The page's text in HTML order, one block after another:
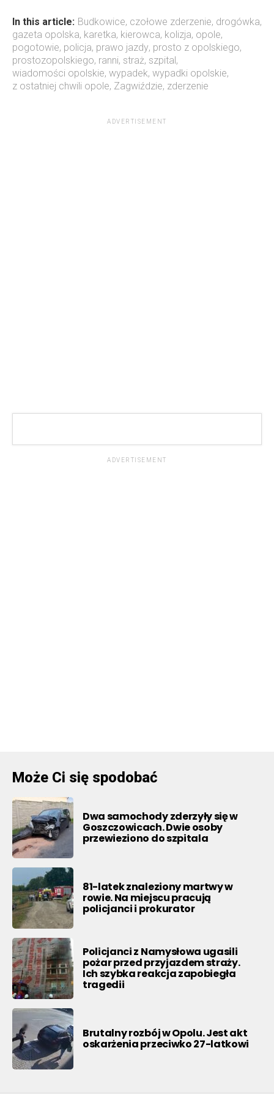
In this article: Budkowice, czołowe zderzenie, drogówka,
gazeta opolska, karetka, kierowca, kolizja, opole,
pogotowie, policja, prawo jazdy, prosto z opolskiego,
prostozopolskiego, ranni, straż, szpital,
wiadomości opolskie, wypadek, wypadki opolskie,
z ostatniej chwili opole, Zagwiździe, zderzenie
ADVERTISEMENT
ADVERTISEMENT
Może Ci się spodobać
Dwa samochody zderzyły się w
Goszczowicach. Dwie osoby
przewieziono do szpitala
81-latek znaleziony martwy w
rowie. Na miejscu pracują
policjanci i prokurator
Policjanci z Namysłowa ugasili
pożar przed przyjazdem straży.
Ich szybka reakcja zapobiegła
tragedii
Brutalny rozbój w Opolu. Jest akt
oskarżenia przeciwko 27-latkowi